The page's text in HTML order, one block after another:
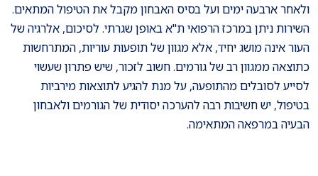
ולאחר ארבעה ימים ועל בסיס האבחון מקבל את הטיפול המתאים.
השירות ניתן במרכז הרפואי ת"א באופן שגרתי. לסיכום, אלרגיה של
העור אינה מושג יחיד, אלא מגוון של תופעות עוריות, המתרחשות
כתוצאה ממגוון רב של גורמים. חשוב לזכור, שיש פתרון שעשוי
לסייע לסובלים מהתופעה, על מנת להגיע לתוצאות מירביות
בטיפול, יש חשיבות רבה להערכה יסודית של הגורמים ולאבחון
הבעיה במרפאה המתאימה.